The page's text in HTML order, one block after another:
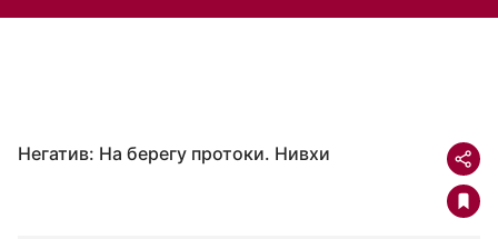
Негатив: На берегу протоки. Нивхи